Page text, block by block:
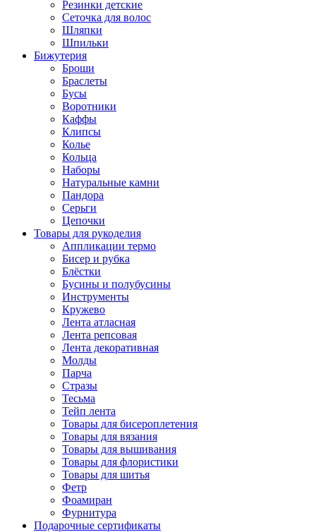
Резинки детские
Сеточка для волос
Шляпки
Шпильки
Бижутерия
Броши
Браслеты
Бусы
Воротники
Каффы
Клипсы
Колье
Кольца
Наборы
Натуральные камни
Пандора
Серьги
Цепочки
Товары для рукоделия
Аппликации термо
Бисер и рубка
Блёстки
Бусины и полубусины
Инструменты
Кружево
Лента атласная
Лента репсовая
Лента декоративная
Молды
Парча
Стразы
Тесьма
Тейп лента
Товары для бисероплетения
Товары для вязания
Товары для вышивания
Товары для флористики
Товары для шитья
Фетр
Фоамиран
Фурнитура
Подарочные сертификаты